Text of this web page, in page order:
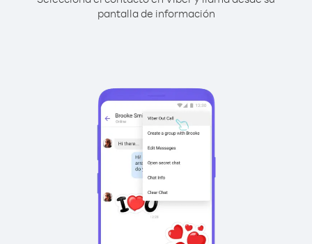
pantalla de información